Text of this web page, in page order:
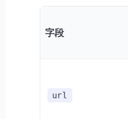
字段
url